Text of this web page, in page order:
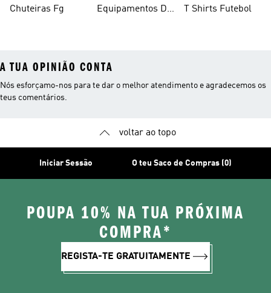
Chuteiras Fg
Equipamentos De
T Shirts Futebol
A TUA OPINIÃO CONTA
Nós esforçamo-nos para te dar o melhor atendimento e agradecemos os
teus comentários.
voltar ao topo
Iniciar Sessão O teu Saco de Compras (0)
POUPA 10% NA TUA PRÓXIMA
COMPRA*
REGISTA-TE GRATUITAMENTE